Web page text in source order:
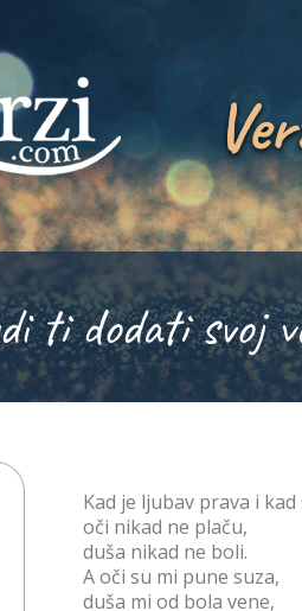
ti dodati svoj
Kad je ljubav prava i
oči nikad ne plaču,
duša nikad ne boli.
A oči su mi pune suza,
duša mi od bola vene,